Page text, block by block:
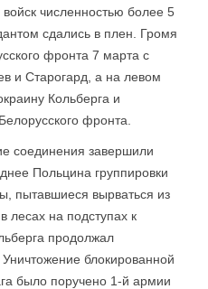
войск численностью более 5
сдались в плен. Громя
фронта 7 марта с
и Старогард, а на левом
Кольберга и
фронта.
соединения завершили
Польцина группировки
пытавшиеся вырваться из
лесах на подступах к
продолжал
блокированной
было поручено 1-й армии